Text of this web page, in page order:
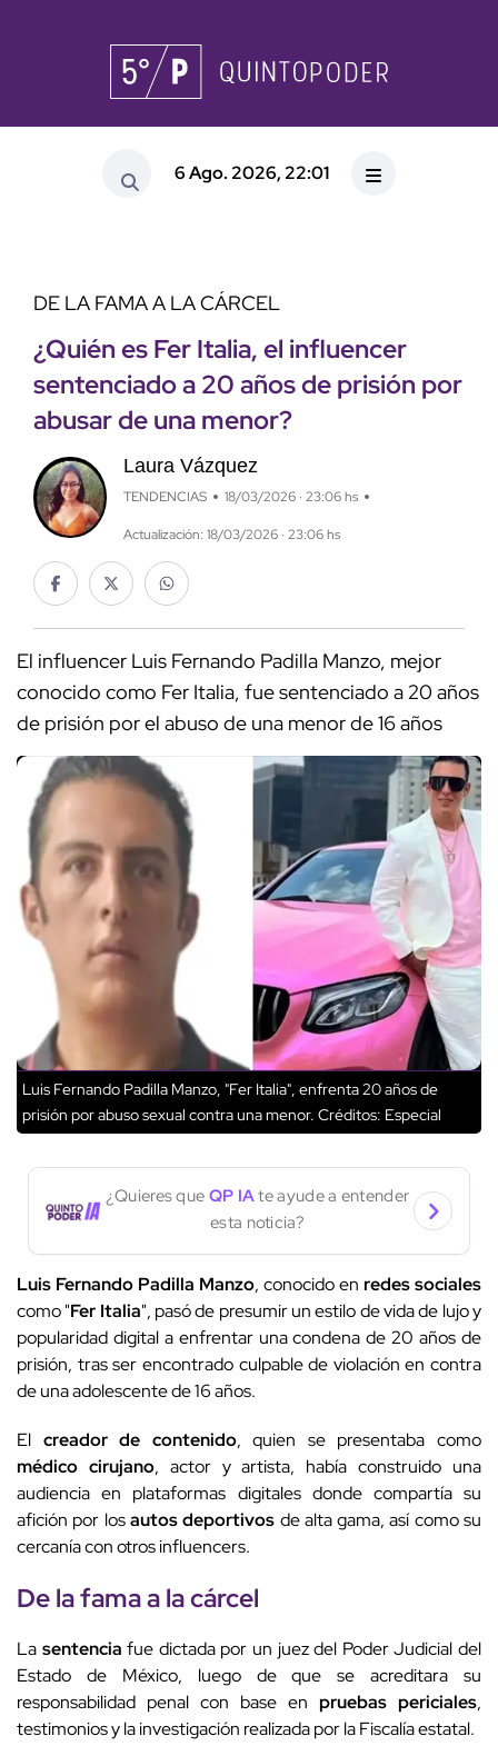
6 Ago. 2026, 22:01
DE LA FAMA A LA CÁRCEL
¿Quién es Fer Italia, el influencer
sentenciado a 20 años de prisión por
abusar de una menor?
Laura Vázquez
TENDENCIAS 18/03/2026 · 23:06 hs
Actualización: 18/03/2026 · 23:06 hs
El influencer Luis Fernando Padilla Manzo, mejor
conocido como Fer Italia, fue sentenciado a 20 años
de prisión por el abuso de una menor de 16 años
Luis Fernando Padilla Manzo, "Fer Italia", enfrenta 20 años de
prisión por abuso sexual contra una menor. Créditos: Especial
¿Quieres que QP IAte ayude a entender
esta noticia?
Luis Fernando Padilla Manzo, conocido en redes sociales
como "Fer Italia", pasó de presumir un estilo de vida de lujo y
popularidad digital a enfrentar una condena de 20 años de
prisión, tras ser encontrado culpable de violación en contra
de una adolescente de 16 años.
El creador de contenido, quien se presentaba como
médico cirujano, actor y artista, había construido una
audiencia en plataformas digitales donde compartía su
afición por losautos deportivos de alta gama, así como su
cercanía con otros influencers.
De la fama a la cárcel
La sentencia fue dictada por un juez del Poder Judicial del
Estado de México, luego de que se acreditara su
responsabilidad penal con base en pruebas periciales,
testimonios y la investigación realizada por la Fiscalía estatal.